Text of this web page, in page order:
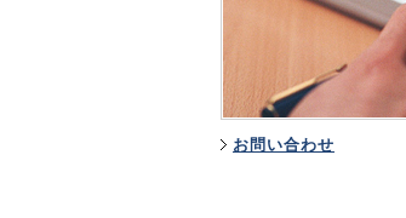
お問い合わせ